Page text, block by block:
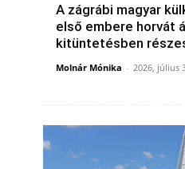
A zágrábi magyar
első embere horvát
kitüntetésben
Molnár Mónika - 2026, július